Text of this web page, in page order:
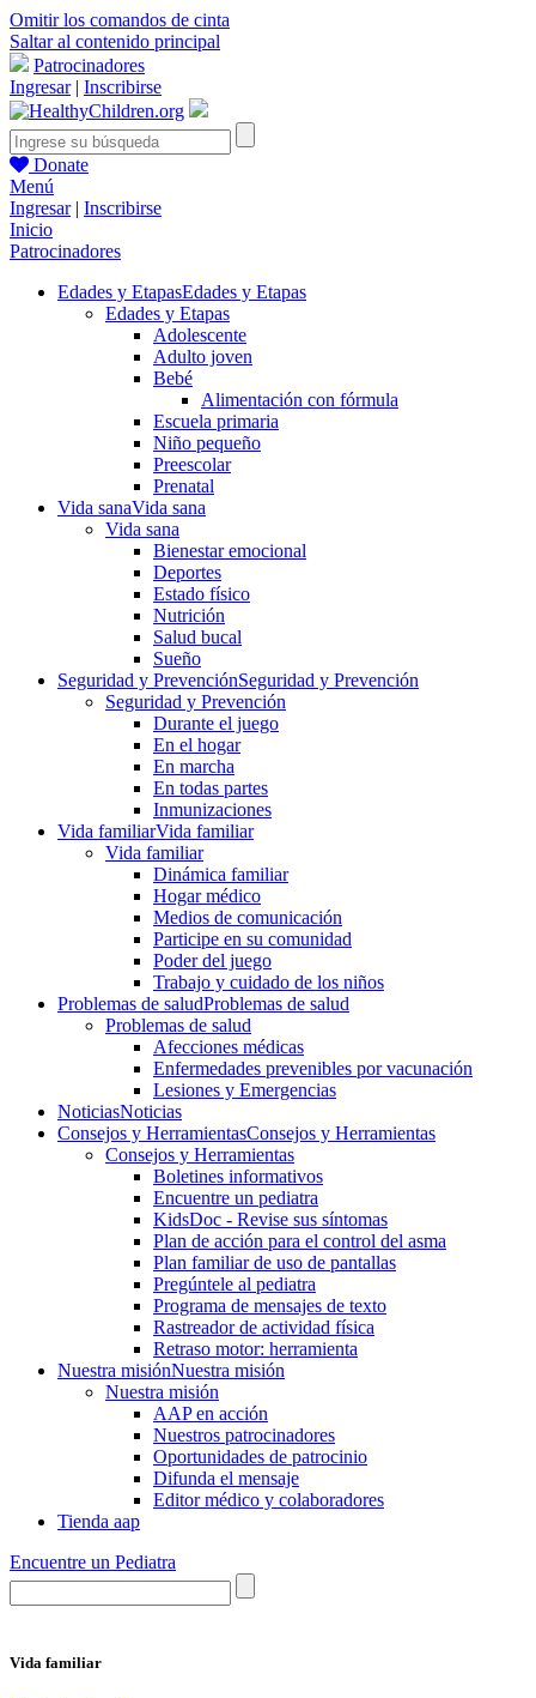
Omitir los comandos de cinta
Saltar al contenido principal
Patrocinadores
Ingresar| Inscribirse
Donate
Menú
Ingresar| Inscribirse
Inicio
Patrocinadores
Edades y EtapasEdades y Etapas
Edades y Etapas
Adolescente
Adulto joven
Bebé
Alimentación con fórmula
Escuela primaria
Niño pequeño
Preescolar
Prenatal
Vida sanaVida sana
Vida sana
Bienestar emocional
Deportes
Estado físico
Nutrición
Salud bucal
Sueño
Seguridad y PrevenciónSeguridad y Prevención
Seguridad y Prevención
Durante el juego
En el hogar
En marcha
En todas partes
Inmunizaciones
Vida familiarVida familiar
Vida familiar
Dinámica familiar
Hogar médico
Medios de comunicación
Participe en su comunidad
Poder del juego
Trabajo y cuidado de los niños
Problemas de saludProblemas de salud
Problemas de salud
Afecciones médicas
Enfermedades prevenibles por vacunación
Lesiones y Emergencias
NoticiasNoticias
Consejos y HerramientasConsejos y Herramientas
Consejos y Herramientas
Boletines informativos
Encuentre un pediatra
KidsDoc - Revise sus síntomas
Plan de acción para el control del asma
Plan familiar de uso de pantallas
Pregúntele al pediatra
Programa de mensajes de texto
Rastre​​ador de activida​d física
Retraso motor: herramienta
Nuestra misiónNuestra misión
Nuestra misión
AAP en acción
Nuestros patrocinadores
Oportunidades de patrocinio
Difunda el mensaje
Editor médico y colaboradores
Tienda aap
Encuentre un Pediatra
Vida familiar